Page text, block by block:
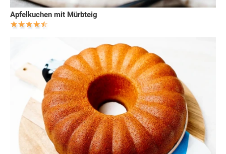
Apfelkuchen mit Mürbteig